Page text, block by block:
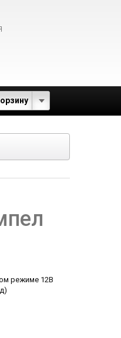
режиме 12В